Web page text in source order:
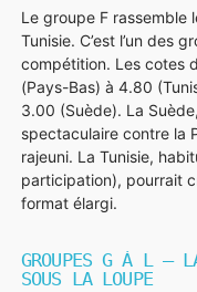
Le groupe F rassemble
Tunisie. C’est l’un des
compétition. Les cotes
(Pays-Bas) à 4.80
3.00 (Suède). La
spectaculaire contre la
rajeuni. La Tunisie,
participation), pourrait
format élargi.
GROUPES G À L —
SOUS LA LOUPE